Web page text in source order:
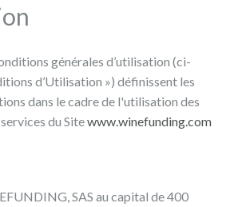
générales d’utilisation (ci-
d’Utilisation ») définissent les
dans le cadre de l'utilisation des
du Sitewww.winefunding.com
SAS au capital de 400